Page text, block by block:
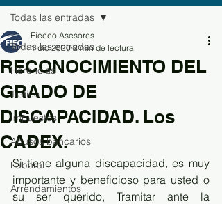
Todas las entradas
Herencias
Tráfico
Impuestos
Abusos bancarios
Laboral
Arrendamientos
Todas las entradas
RECONOCIMIENTO DEL
GRADO DE
DISCAPACIDAD. Los
CADEX.
Fiecco Asesores
1 dic 2020 2 min de lectura
Si tiene alguna discapacidad, es muy
importante y beneficioso para usted o
su ser querido, Tramitar ante la